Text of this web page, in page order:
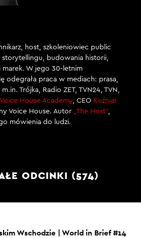
host, szkoleniowiec public
budowania historii,
marek. W jego 30-letnim
odegrała praca w mediach: prasa,
Trójka, Radio ZET, TVN24, TVN,
Voice House Academy, CEO Kuźniar
Voice House. Autor „The Host”,
mówienia do ludzi.
ODCINKI (574)
Wschodzie | World in Brief #14